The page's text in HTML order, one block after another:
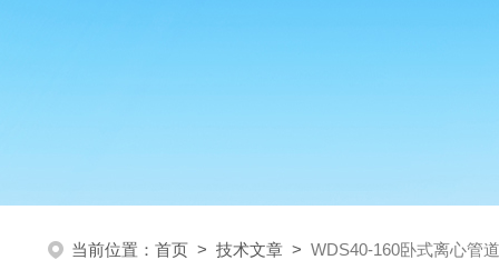
当前位置： 首页 > 技术文章 > WDS40-160卧式离心管